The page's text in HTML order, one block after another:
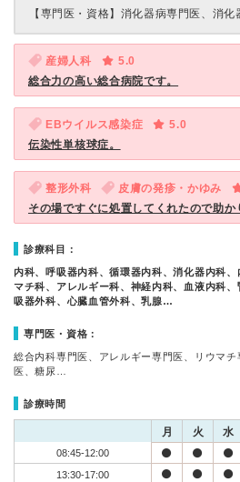
【専門医・資格】 消化器病専門医、消化
産婦人科
5.0
総合力の高い総合病院です。
EBウイルス感染症
5.0
伝染性単核球症。
整形外科 皮膚の発疹・かゆみ
その場ですぐに処置してくれたので助か
診療科目：
内科、呼吸器内科、循環器内科、消化器内科
マチ科、アレルギー科、神経内科、血液内科
吸器外科、心臓血管外科、乳腺…
専門医・資格：
総合内科専門医、アレルギー専門医、リウマ
医、糖尿…
診療時間
月 火 水
08:45-12:00
13:30-17:00